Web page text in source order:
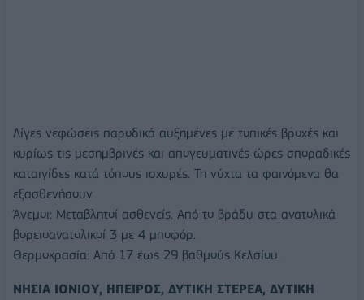
Λίγες νεφώσεις παροδικά αυξημένες με τοπικές βροχές και
κυρίως τις μεσημβρινές και απογευματινές ώρες σποραδικές
καταιγίδες κατά τόπους ισχυρές. Τη νύχτα τα φαινόμενα θα
εξασθενήσουν
Άνεμοι: Μεταβλητοί ασθενείς. Από το βράδυ στα ανατολικά
βορειοανατολικοί 3 με 4 μποφόρ.
Θερμοκρασία: Από 17 έως 29 βαθμούς Κελσίου.
ΝΗΣΙΑ ΙΟΝΙΟΥ, ΗΠΕΙΡΟΣ, ΔΥΤΙΚΗ ΣΤΕΡΕΑ, ΔΥΤΙΚΗ